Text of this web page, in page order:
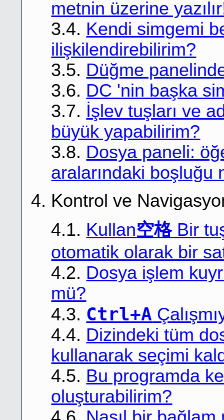
metnin üzerine
3.4. Kendi simgemi
ilişkilendirebilirim?
3.5. Düğme
3.6. DC 'nin başka
3.7. İşlev tuşları ve
büyük yapabilirim?
3.8. Dosya paneli:
aralarındaki boşluğu
4. Kontrol ve
4.1. Kullan空格Bir
otomatik olarak bir
4.2. Dosya işlem
mü?
4.3. Ctrl+A
4.4. Dizindeki tüm
kullanarak seçimi
4.5. Bu programda
oluşturabilirim?